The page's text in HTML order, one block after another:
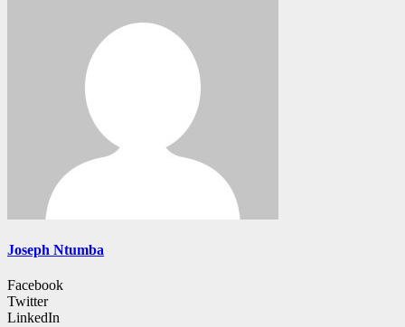
Joseph Ntumba
Facebook
Twitter
LinkedIn